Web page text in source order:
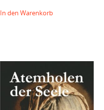
In den Warenkorb